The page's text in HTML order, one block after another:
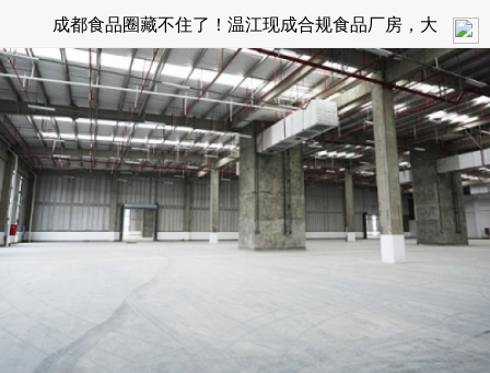
成都食品圈藏不住了！温江现成合规食品厂房，大
环评、污水预处理一步到位，同行看完直接锁定场
地